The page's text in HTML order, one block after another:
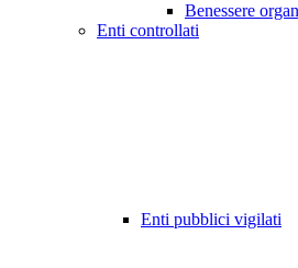
Benessere
Enti controllati
Enti pubblici vigilati